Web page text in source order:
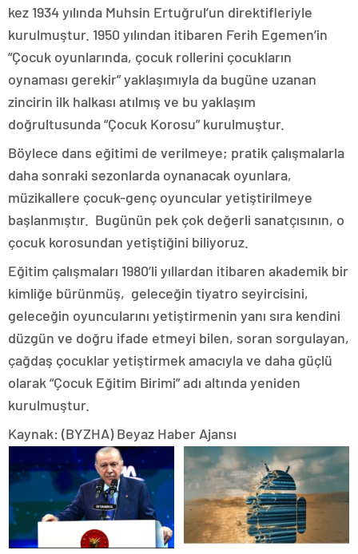
kez 1934 yılında Muhsin Ertuğrul’un direktifleriyle
kurulmuştur. 1950 yılından itibaren Ferih Egemen’in
“Çocuk oyunlarında, çocuk rollerini çocukların
oynaması gerekir” yaklaşımıyla da bugüne uzanan
zincirin ilk halkası atılmış ve bu yaklaşım
doğrultusunda “Çocuk Korosu” kurulmuştur.
Böylece dans eğitimi de verilmeye; pratik çalışmalarla
daha sonraki sezonlarda oynanacak oyunlara,
müzikallere çocuk-genç oyuncular yetiştirilmeye
başlanmıştır. Bugünün pek çok değerli sanatçısının, o
çocuk korosundan yetiştiğini biliyoruz.
Eğitim çalışmaları 1980’li yıllardan itibaren akademik bir
kimliğe bürünmüş, geleceğin tiyatro seyircisini,
geleceğin oyuncularını yetiştirmenin yanı sıra kendini
düzgün ve doğru ifade etmeyi bilen, soran sorgulayan,
çağdaş çocuklar yetiştirmek amacıyla ve daha güçlü
olarak “Çocuk Eğitim Birimi” adı altında yeniden
kurulmuştur.
Kaynak: (BYZHA) Beyaz Haber Ajansı